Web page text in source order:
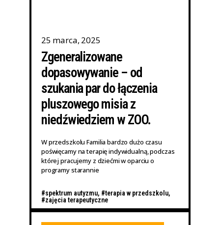
25 marca, 2025
Zgeneralizowane
dopasowywanie – od
szukania par do łączenia
pluszowego misia z
niedźwiedziem w ZOO.
W przedszkolu Familia bardzo dużo czasu
poświęcamy na terapię indywidualną, podczas
której pracujemy z dziećmi w oparciu o
programy starannie
#spektrum autyzmu, #terapia w przedszkolu,
#zajęcia terapeutyczne